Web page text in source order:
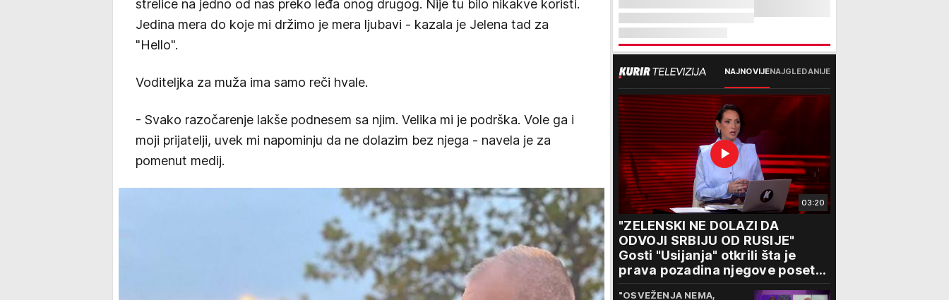
strelice na jedno od nas preko leđa onog drugog. Nije tu bilo nikakve koristi.
Jedina mera do koje mi držimo je mera ljubavi - kazala je Jelena tad za
"Hello".
Voditeljka za muža ima samo reči hvale.
- Svako razočarenje lakše podnesem sa njim. Velika mi je podrška. Vole ga i
moji prijatelji, uvek mi napominju da ne dolazim bez njega - navela je za
pomenut medij.
NAJNOVIJENAJGLEDANIJE
03:20
"ZELENSKI NE DOLAZI DA
ODVOJI SRBIJU OD RUSIJE"
Gosti "Usijanja" otkrili šta je
prava pozadina njegove posete
Beogradu
"OSVEŽENJA NEMA,